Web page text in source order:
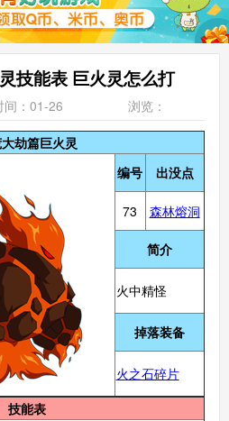
技能表 巨火灵怎么打
间：01-26 浏览：
劫篇巨火灵
编号
出没点
73 森林熔洞
简介
火中精怪
掉落装备
火之石碎片
技能表